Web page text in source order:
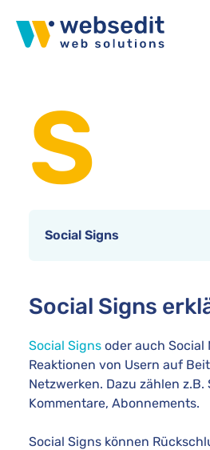
Home Internetlexikon
S
Social Signs
Social Signs
Social Signs oder auch Social
Reaktionen von Usern auf
Netzwerken. Dazu zählen z.B.
Kommentare, Abonnements.
Social Signs können